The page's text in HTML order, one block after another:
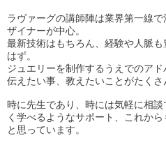
ラヴァーグの講師陣は業界第一線
ザイナーが中心。
最新技術はもちろん、経験や人脈
はず。
ジュエリーを制作するうえでのア
伝えたい事、教えたいことがたくさ
時に先生であり、時には気軽に相
く学べるようなサポート、これか
と思っています。